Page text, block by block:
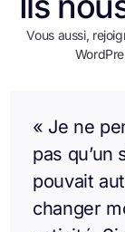
Vous aussi,
« Je ne
pas qu’un
pouvait
changer